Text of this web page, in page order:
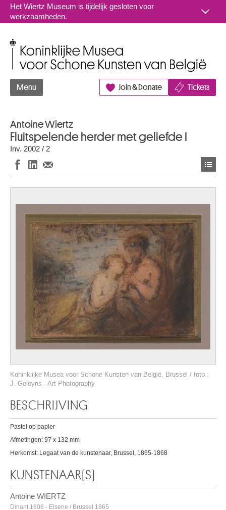
Naar inhoud
Het Wiertz Museum is tijdelijk gesloten voor
werkzaamheden.
Menu Join & Donate Tickets
Antoine Wiertz
Fluitspelende herder met geliefde I
Inv. 2002 / 2
Koninklijke Musea voor Schone Kunsten van België, Brussel / foto :
J. Geleyns - Art Photography
BESCHRIJVING
Pastel op papier
Afmetingen: 97 x 132 mm
Herkomst: Legaat van de kunstenaar, Brussel, 1865-1868
KUNSTENAAR(S)
Antoine WIERTZ
Dinant 1806 - Elsene / Brussel 1865